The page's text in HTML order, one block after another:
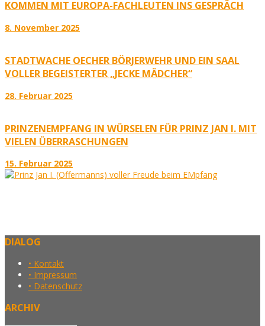
KOMMEN MIT EUROPA-FACHLEUTEN INS GESPRÄCH
8. November 2025
STADTWACHE OECHER BÖRJERWEHR UND EIN SAAL
VOLLER BEGEISTERTER „JECKE MÄDCHER“
28. Februar 2025
PRINZENEMPFANG IN WÜRSELEN FÜR PRINZ JAN I. MIT
VIELEN ÜBERRASCHUNGEN
15. Februar 2025
DIALOG
• Kontakt
• Impressum
• Datenschutz
ARCHIV